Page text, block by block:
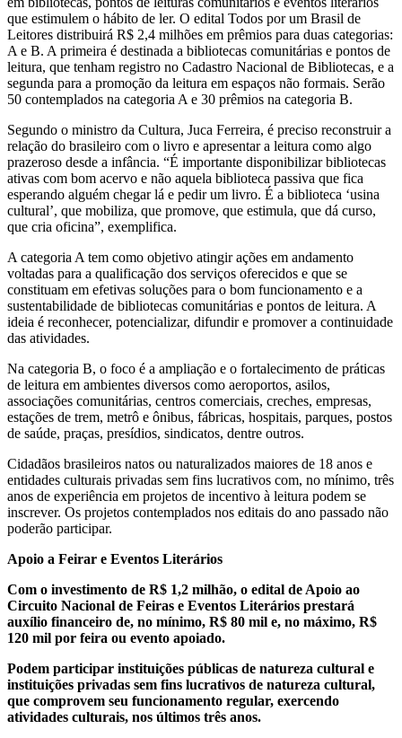
que estimulem o hábito de ler. O edital Todos por um Brasil de
Leitores distribuirá R$ 2,4 milhões em prêmios para duas categorias:
A e B. A primeira é destinada a bibliotecas comunitárias e pontos de
leitura, que tenham registro no Cadastro Nacional de Bibliotecas, e a
segunda para a promoção da leitura em espaços não formais. Serão
50 contemplados na categoria A e 30 prêmios na categoria B.
Segundo o ministro da Cultura, Juca Ferreira, é preciso reconstruir a
relação do brasileiro com o livro e apresentar a leitura como algo
prazeroso desde a infância. “É importante disponibilizar bibliotecas
ativas com bom acervo e não aquela biblioteca passiva que fica
esperando alguém chegar lá e pedir um livro. É a biblioteca ‘usina
cultural’, que mobiliza, que promove, que estimula, que dá curso,
que cria oficina”, exemplifica.
A categoria A tem como objetivo atingir ações em andamento
voltadas para a qualificação dos serviços oferecidos e que se
constituam em efetivas soluções para o bom funcionamento e a
sustentabilidade de bibliotecas comunitárias e pontos de leitura. A
ideia é reconhecer, potencializar, difundir e promover a continuidade
das atividades.
Na categoria B, o foco é a ampliação e o fortalecimento de práticas
de leitura em ambientes diversos como aeroportos, asilos,
associações comunitárias, centros comerciais, creches, empresas,
estações de trem, metrô e ônibus, fábricas, hospitais, parques, postos
de saúde, praças, presídios, sindicatos, dentre outros.
Cidadãos brasileiros natos ou naturalizados maiores de 18 anos e
entidades culturais privadas sem fins lucrativos com, no mínimo, três
anos de experiência em projetos de incentivo à leitura podem se
inscrever. Os projetos contemplados nos editais do ano passado não
poderão participar.
Apoio a Feirar e Eventos Literários
Com o investimento de R$ 1,2 milhão, o edital de Apoio ao
Circuito Nacional de Feiras e Eventos Literários prestará
auxílio financeiro de, no mínimo, R$ 80 mil e, no máximo, R$
120 mil por feira ou evento apoiado.
Podem participar instituições públicas de natureza cultural e
instituições privadas sem fins lucrativos de natureza cultural,
que comprovem seu funcionamento regular, exercendo
atividades culturais, nos últimos três anos.